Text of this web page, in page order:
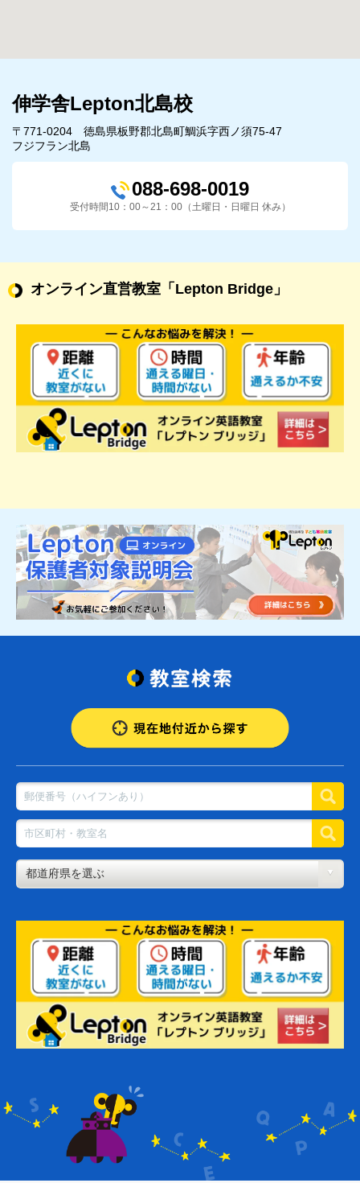
伸学舎Lepton北島校
〒771-0204 徳島県板野郡北島町鯛浜字西ノ須75-47
フジフラン北島
088-698-0019
受付時間10：00～21：00（土曜日・日曜日 休み）
オンライン直営教室 「Lepton Bridge」